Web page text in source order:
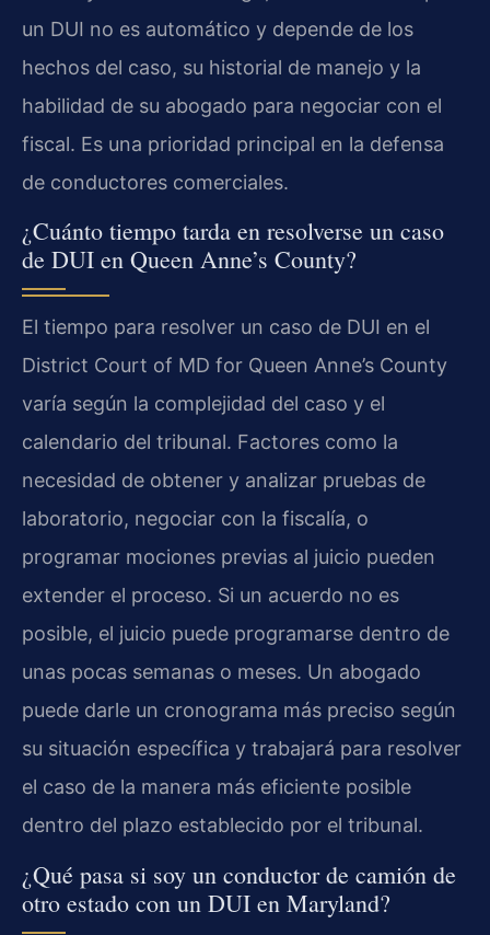
un DUI no es automático y depende de los
hechos del caso, su historial de manejo y la
habilidad de su abogado para negociar con el
fiscal. Es una prioridad principal en la defensa
de conductores comerciales.
¿Cuánto tiempo tarda en resolverse un caso
de DUI en Queen Anne’s County?
El tiempo para resolver un caso de DUI en el
District Court of MD for Queen Anne’s County
varía según la complejidad del caso y el
calendario del tribunal. Factores como la
necesidad de obtener y analizar pruebas de
laboratorio, negociar con la fiscalía, o
programar mociones previas al juicio pueden
extender el proceso. Si un acuerdo no es
posible, el juicio puede programarse dentro de
unas pocas semanas o meses. Un abogado
puede darle un cronograma más preciso según
su situación específica y trabajará para resolver
el caso de la manera más eficiente posible
dentro del plazo establecido por el tribunal.
¿Qué pasa si soy un conductor de camión de
otro estado con un DUI en Maryland?